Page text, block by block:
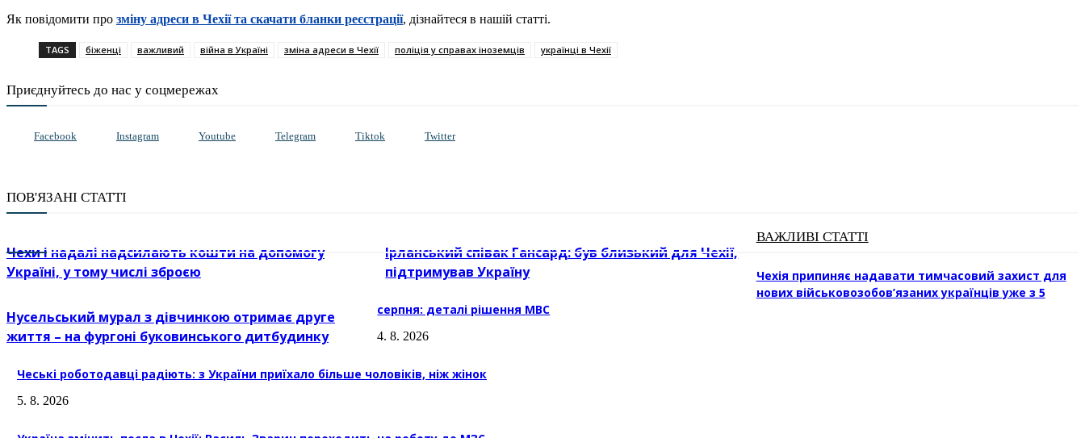
Як повідомити про зміну адреси в Чехії та скачати бланки реєстрації, дізнайтеся в нашій статті.
TAGS біженці важливий війна в Україні зміна адреси в Чехії поліція у справах іноземців українці в Чехії
Приєднуйтесь до нас у соцмережах
Facebook Instagram Youtube Telegram Tiktok Twitter
ПОВ'ЯЗАНІ СТАТТІ
Чехи і надалі надсилають кошти на допомогу
Україні, у тому числі зброєю
Ірланський співак Гансард: був близький для Чехії,
підтримував Україну
Нусельський мурал з дівчинкою отримає друге
життя – на фургоні буковинського дитбудинку
ВАЖЛИВІ СТАТТІ
Чехія припиняє надавати тимчасовий захист для
нових військовозобов’язаних українців уже з 5
серпня: деталі рішення МВС
4. 8. 2026
Чеські роботодавці радіють: з України приїхало більше чоловіків, ніж жінок
5. 8. 2026